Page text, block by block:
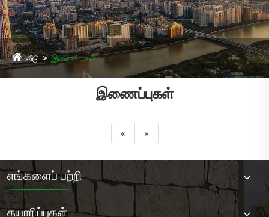
வீடு இணைப்புகள்
இணைப்புகள்
« »
எங்களைப் பற்றி
தயாரிப்புகள்